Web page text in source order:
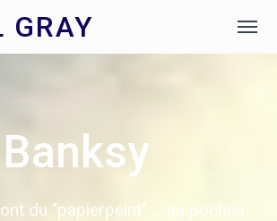
GRAY
Banksy
du "papierpeint" ... au pochoir.